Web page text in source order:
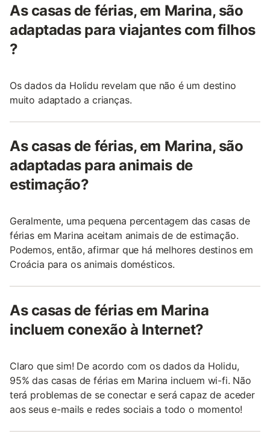
As casas de férias, em Marina, são
adaptadas para viajantes com filhos
?
Os dados da Holidu revelam que não é um destino
muito adaptado a crianças.
As casas de férias, em Marina, são
adaptadas para animais de
estimação?
Geralmente, uma pequena percentagem das casas de
férias em Marina aceitam animais de de estimação.
Podemos, então, afirmar que há melhores destinos em
Croácia para os animais domésticos.
As casas de férias em Marina
incluem conexão à Internet?
Claro que sim! De acordo com os dados da Holidu,
95% das casas de férias em Marina incluem wi-fi. Não
terá problemas de se conectar e será capaz de aceder
aos seus e-mails e redes sociais a todo o momento!